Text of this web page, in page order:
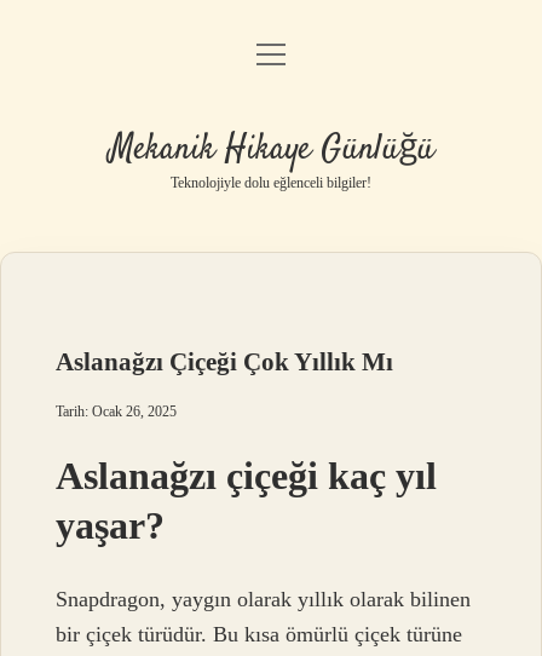
Anasayfa
Yasal Uyarı
menüyü
Mekanik Hikaye Günlüğü
Teknolojiyle dolu eğlenceli bilgiler!
Aslanağzı Çiçeği Çok Yıllık Mı
Tarih: Ocak 26, 2025
Aslanağzı çiçeği kaç yıl
yaşar?
Snapdragon, yaygın olarak yıllık olarak bilinen
bir çiçek türüdür. Bu kısa ömürlü çiçek türüne